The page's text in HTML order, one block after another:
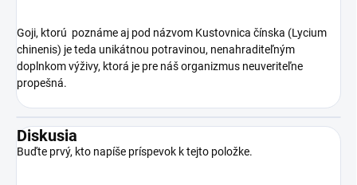
Goji, ktorú poznáme aj pod názvom Kustovnica čínska (Lycium
chinenis) je teda unikátnou potravinou, nenahraditeľným
doplnkom výživy, ktorá je pre náš organizmus neuveriteľne
propešná.
Diskusia
Buďte prvý, kto napíše príspevok k tejto položke.